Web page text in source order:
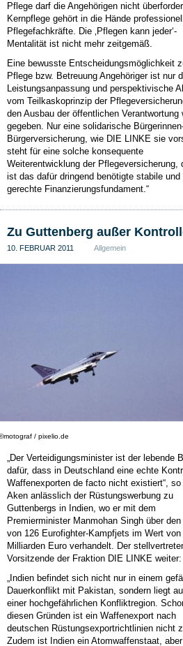
Pflege darf die Angehörigen nicht
Kernpflege gehört in die Hände
Pflegefachkräfte. Die ‚Pflegen kann jeder‘-
Mentalität ist nicht mehr zeitgemäß.
Eine bewusste Entscheidungsmöglichkeit
Pflege bzw. Betreuung Angehöriger ist nur
Leistungsanpassung und perspektivische
vom Teilkaskoprinzip der
den Ausbau der öffentlichen Verantwortung
gegeben. Nur eine solidarische
Bürgerversicherung, wie DIE LINKE sie
steht für eine solche konsequente
Weiterentwicklung der Pflegeversicherung,
ist das dafür dringend benötigte stabile und
gerechte Finanzierungsfundament.“
Zu Guttenberg außer
10. FEBRUAR 2011 Allgemein
/ pixelio.de
„Der Verteidigungsminister ist der lebende
dafür, dass in Deutschland eine echte
Waffenexporten de facto nicht existiert“,
Aken anlässlich der Rüstungswerbung zu
Guttenbergs in Indien, wo er mit dem
Premierminister Manmohan Singh über
von 126 Eurofighter-Kampfjets im Wert von
Milliarden Euro verhandelt. Der
Vorsitzende der Fraktion DIE LINKE weiter:
„Indien befindet sich nicht nur in einem
Dauerkonflikt mit Pakistan, sondern liegt
einer hochgefährlichen Konfliktregion.
diesen Gründen ist ein Waffenexport nach
deutschen Rüstungsexportrichtlinien nicht
Zudem ist Indien ein Atomwaffenstaat,